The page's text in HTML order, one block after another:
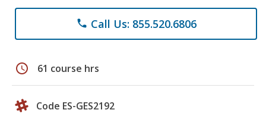
phone Call Us: 855.520.6806
schedule 61 course hrs
Code ES-GES2192